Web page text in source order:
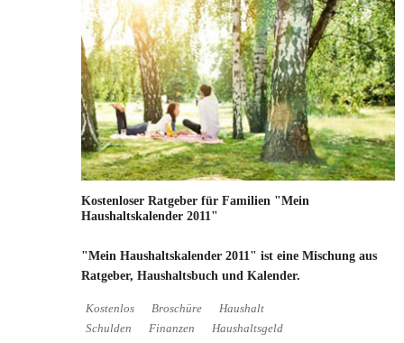
Kostenloser Ratgeber für Familien "Mein
Haushaltskalender 2011"
"Mein Haushaltskalender 2011" ist eine Mischung aus
Ratgeber, Haushaltsbuch und Kalender.
Kostenlos Broschüre
Haushalt
Schulden
Finanzen Haushaltsgeld